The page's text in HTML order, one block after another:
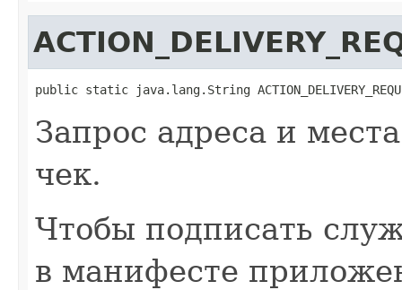
public static java.lang.String
Запрос адреса и
чек.
Чтобы подписать
в манифесте